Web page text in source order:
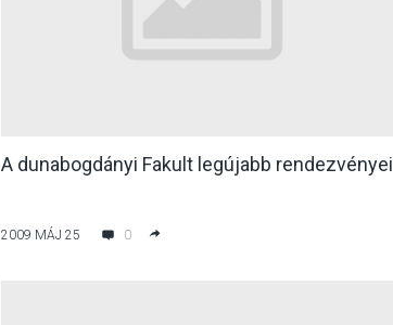
A dunabogdányi Fakult legújabb rendezvényei
2009 MÁJ 25 0